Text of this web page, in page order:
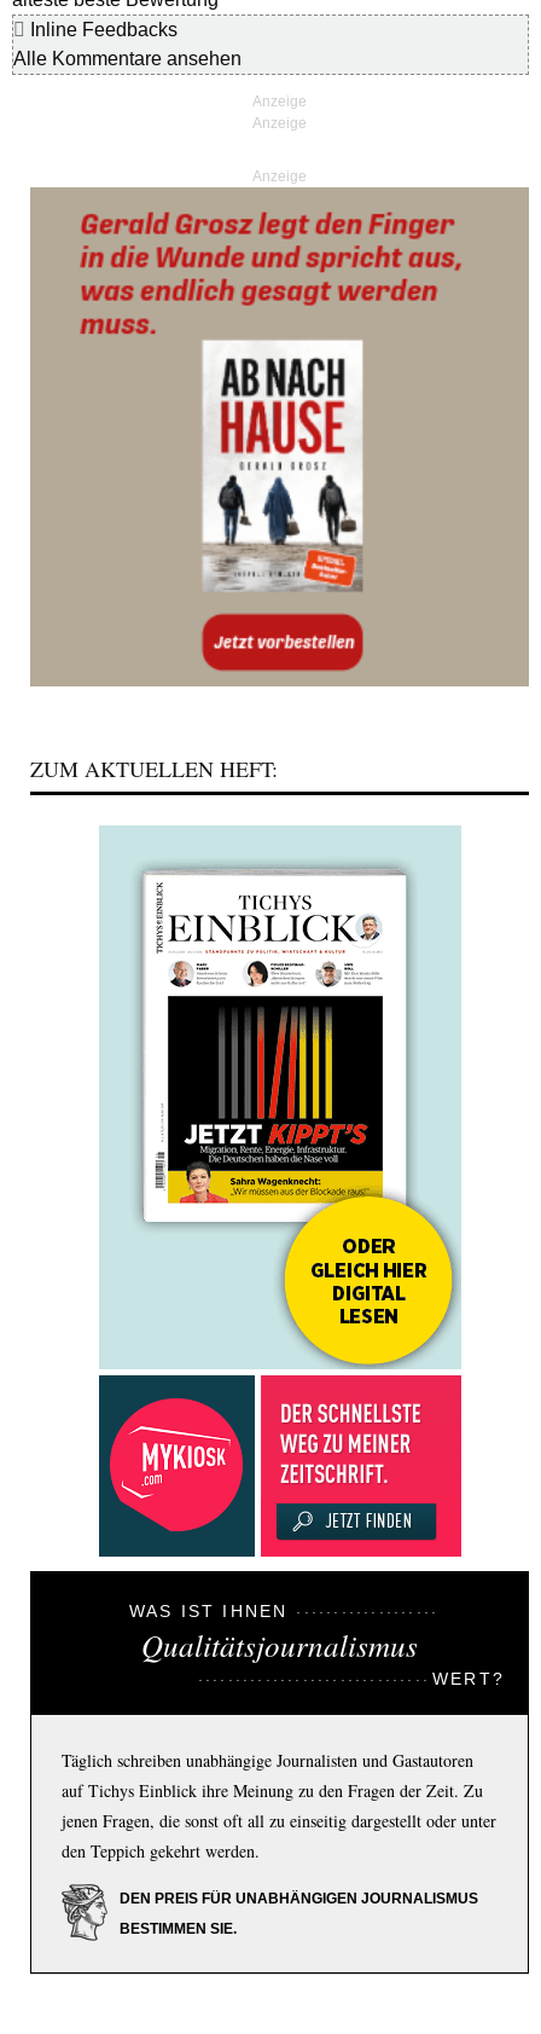
Inline Feedbacks
Alle Kommentare ansehen
Anzeige
ZUM AKTUELLEN HEFT:
WAS IST IHNEN
Qualitätsjournalismus
WERT?
Täglich schreiben unabhängige Journalisten und Gastautoren
auf Tichys Einblick ihre Meinung zu den Fragen der Zeit. Zu
jenen Fragen, die sonst oft all zu einseitig dargestellt oder unter
den Teppich gekehrt werden.
DEN PREIS FÜR UNABHÄNGIGEN JOURNALISMUS
BESTIMMEN SIE.